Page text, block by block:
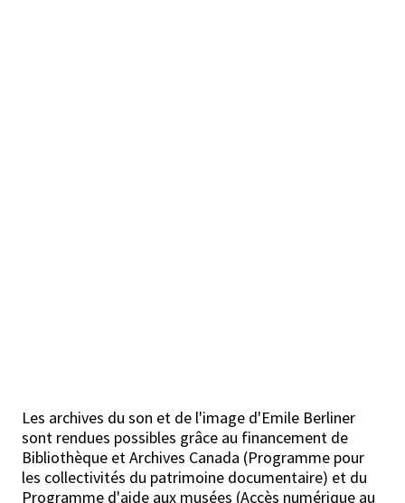
Les archives du son et de l'image d'Emile Berliner
sont rendues possibles grâce au financement de
Bibliothèque et Archives Canada (Programme pour
les collectivités du patrimoine documentaire) et du
Programme d'aide aux musées (Accès numérique au